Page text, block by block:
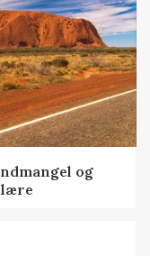
og
lære